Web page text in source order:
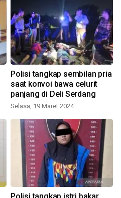
Polisi tangkap sembilan pria
saat konvoi bawa celurit
panjang di Deli Serdang
Selasa, 19 Maret 2024